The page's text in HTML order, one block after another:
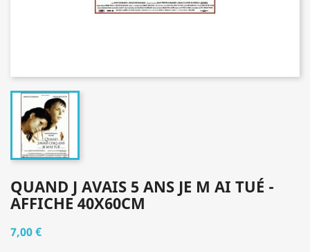
QUAND J AVAIS 5 ANS JE M AI TUÉ -
AFFICHE 40X60CM
7,00 €